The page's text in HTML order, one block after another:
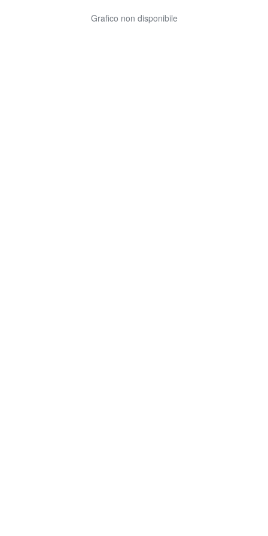
Grafico non disponibile